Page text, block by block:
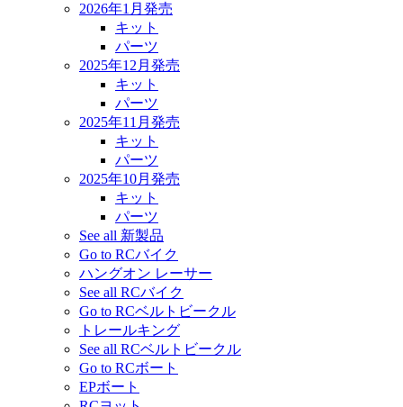
2026年1月発売
キット
パーツ
2025年12月発売
キット
パーツ
2025年11月発売
キット
パーツ
2025年10月発売
キット
パーツ
See all 新製品
Go to RCバイク
ハングオン レーサー
See all RCバイク
Go to RCベルトビークル
トレールキング
See all RCベルトビークル
Go to RCボート
EPボート